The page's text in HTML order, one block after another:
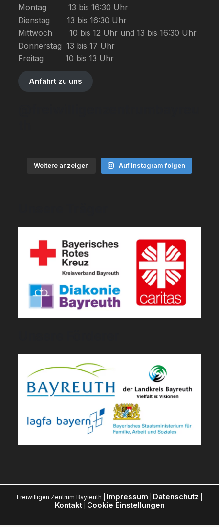
Montag         13 bis 16:30 Uhr
Dienstag       13 bis 16:30 Uhr
Mittwoch       10 bis 12 Uhr und 13 bis 16:30 Uhr
Donnerstag  13 bis 17 Uhr
Freitag         10 bis 13 Uhr
Anfahrt zu uns
Weitere anzeigen Auf Instagram folgen
Freiwilligen Zentrum Bayreuth | Impressum Datenschutz
Kontakt| Cookie Einstellungen